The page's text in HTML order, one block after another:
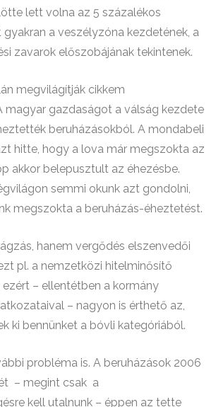
lett volna az 5 százalékos
a veszélyzóna kezdetének, a
zavarok előszobájának tekintenek.
megvilágítják cikkem
magyar gazdaságot a válság kezdete
beruházásokból. A mondabeli
hitte, hogy a lova már megszokta az
akkor belepusztult az éhezésbe.
semmi okunk azt gondolni,
megszokta a beruházás-éheztetést.
hanem vergődés elszenvedői
pl. a nemzetközi hitelminősítő
ezért – ellentétben a kormány
– nagyon is érthető az,
ki bennünket a bóvli kategóriából.
probléma is. A beruházások 2006
– megint csak a
kell utalnunk – éppen az tette